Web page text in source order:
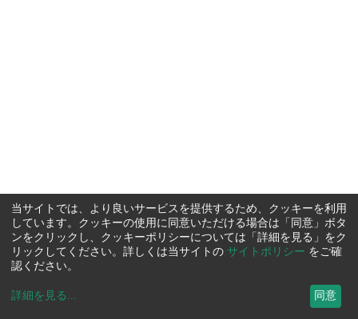
当サイトでは、より良いサービスを提供するため、クッキーを利用
しています。クッキーの使用に同意いただける場合は「同意」ボタ
ンをクリックし、クッキーポリシーについては「詳細を見る」をク
リックしてください。詳しくは当サイトの サイトポリシー をご確
認ください。
詳細を見る ... 同意